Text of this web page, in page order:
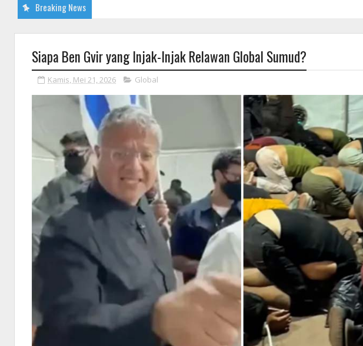
Breaking News
Siapa Ben Gvir yang Injak-Injak Relawan Global Sumud?
Kamis, Mei 21, 2026 Global